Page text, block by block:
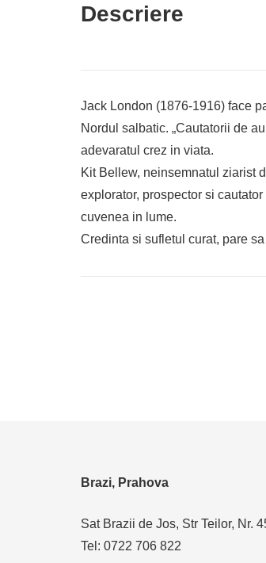
Descriere
Jack London (1876-1916) face
Nordul salbatic. „Cautatorii de
adevaratul crez in viata.
Kit Bellew, neinsemnatul ziarist
explorator, prospector si
cuvenea in lume.
Credinta si sufletul curat, pare
Brazi, Prahova
Sat Brazii de Jos, Str Teilor, Nr.
Tel: 0722 706 822